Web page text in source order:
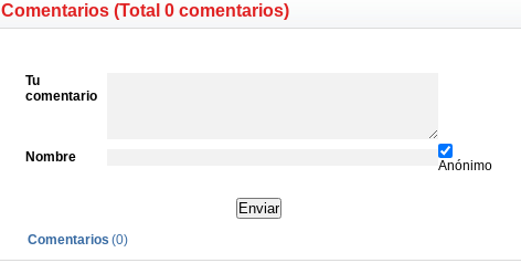
Comentarios (Total 0 comentarios)
Tu
comentario
Nombre
Anónimo
Comentarios (0)